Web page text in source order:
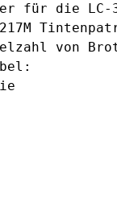
für die LC-
von